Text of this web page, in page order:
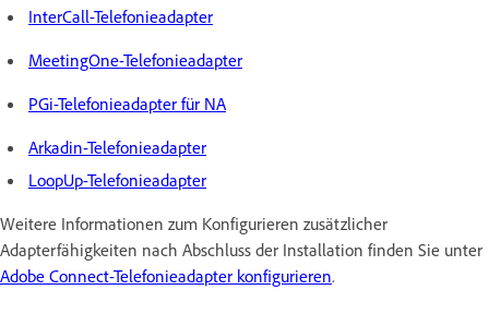
InterCall-Telefonieadapter
MeetingOne-Telefonieadapter
PGi-Telefonieadapter für NA
Arkadin-Telefonieadapter
LoopUp-Telefonieadapter
Weitere Informationen zum Konfigurieren zusätzlicher
Adapterfähigkeiten nach Abschluss der Installation finden Sie unter
Adobe Connect-Telefonieadapter konfigurieren.